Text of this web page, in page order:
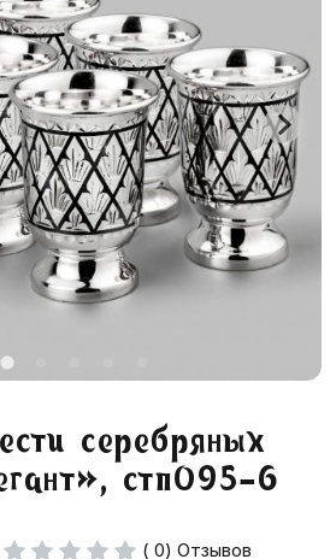
серебряных
стп095-6
( 0) Отзывов